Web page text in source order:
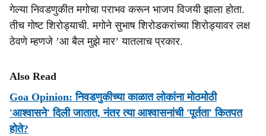
गेल्या निवडणुकीत मगोचा पराभव करून भाजप विजयी झाला होता.
तीच गोष्ट शिरोड्याची. मगोने सुभाष शिरोडकरांच्या शिरोड्यावर लक्ष
ठेवणे म्हणजे ’आ बैल मुझे मार’ यातलाच प्रकार.
Also Read
Goa Opinion: निवडणुकीच्या काळात लोकांना मोठमोठी
'आश्वासने' दिली जातात, नंतर त्या आश्वासनांची 'पूर्तता' कितपत
होते?